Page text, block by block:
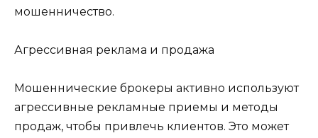
мошенничество.
Агрессивная реклама и продажа
Мошеннические брокеры активно используют
агрессивные рекламные приемы и методы
продаж, чтобы привлечь клиентов. Это может